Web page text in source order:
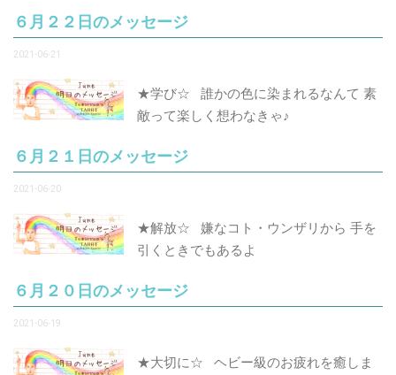
６月２２日のメッセージ
2021-06-21
★学び☆ 誰かの色に染まれるなんて 素
敵って楽しく想わなきゃ♪
６月２１日のメッセージ
2021-06-20
★解放☆ 嫌なコト・ウンザリから 手を
引くときでもあるよ
６月２０日のメッセージ
2021-06-19
★大切に☆ ヘビー級のお疲れを癒しま